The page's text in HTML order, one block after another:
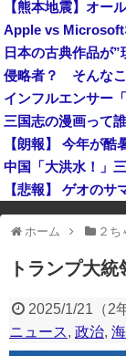
Apple vs Microsoft
侵略者？ そんな
【朗報】 今年が
【悲報】 ゲオの
※アドブロック等の広
一部のコンテンツが
たりする場合がありま
ホーム ２
トランプ大
2025/1/21 （2
ニュース, 政治,